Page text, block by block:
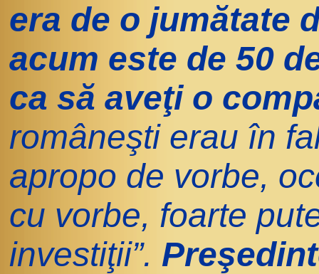
era de o jumătate
acum este de 50
ca să aveţi o
româneşti erau în
apropo de vorbe,
cu vorbe, foarte
investiţii”.